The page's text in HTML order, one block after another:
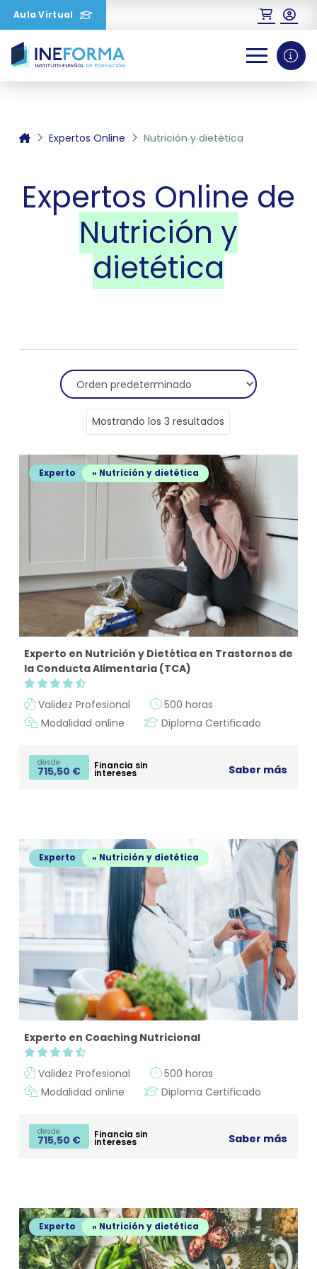
Aula Virtual
Expertos Online Nutrición y dietética
Expertos Online de
Nutrición y
dietética
Mostrando los 3 resultados
Experto » Nutrición y dietética
Experto en Nutrición y Dietética en Trastornos de
la Conducta Alimentaria (TCA)
Validez Profesional
500 horas
Modalidad online
Diploma Certificado
desde
715,50 € Financia sin
intereses Saber más
Experto » Nutrición y dietética
Experto en Coaching Nutricional
Validez Profesional
500 horas
Modalidad online
Diploma Certificado
desde
715,50 € Financia sin
intereses Saber más
Experto » Nutrición y dietética